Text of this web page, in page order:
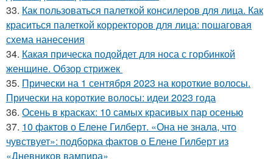
33. Как пользоваться палеткой консилеров для лица. Как
краситься палеткой корректоров для лица: пошаговая
схема нанесения
34. Какая прическа подойдет для носа с горбинкой
женщине. Обзор стрижек
35. Прически на 1 сентября 2023 на короткие волосы.
Прически на короткие волосы: идеи 2023 года
36. Осень в красках: 10 самых красивых пар осенью
37. 10 фактов о Елене Гилберт. «Она не знала, что
чувствует»: подборка фактов о Елене Гилберт из
«Дневников вампира»